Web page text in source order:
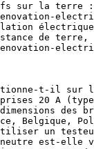
sur la terre
de terre,
20 A
des
Belgique,
utiliser un
est-elle